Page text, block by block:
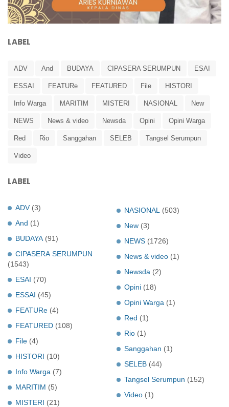
LABEL
ADV And BUDAYA CIPASERA SERUMPUN ESAI
ESSAI FEATURe FEATURED File HISTORI
Info Warga MARITIM MISTERI NASIONAL New
NEWS News & video Newsda Opini Opini Warga
Red Rio Sanggahan SELEB Tangsel Serumpun
Video
LABEL
ADV (3)
And (1)
BUDAYA (91)
CIPASERA SERUMPUN
(1543)
ESAI (70)
ESSAI (45)
FEATURe (4)
FEATURED (108)
File (4)
HISTORI (10)
Info Warga (7)
MARITIM (5)
MISTERI (21)
NASIONAL
(503)
New (3)
NEWS (1726)
News & video (1)
Newsda (2)
Opini (18)
Opini Warga (1)
Red (1)
Rio (1)
Sanggahan (1)
SELEB (44)
Tangsel Serumpun (152)
Video (1)